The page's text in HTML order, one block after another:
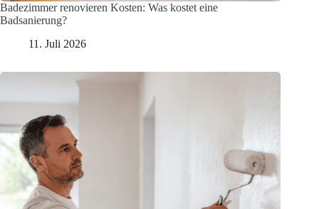
Badezimmer renovieren Kosten: Was kostet eine
Badsanierung?
11. Juli 2026